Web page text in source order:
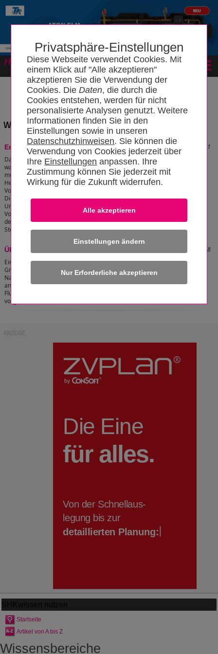
Privatsphäre-Einstellungen
Diese Webseite verwendet Cookies. Mit
einem Klick auf "Alle akzeptieren"
akzeptieren Sie die Verwendung der
Cookies. DieDaten, die durch die
Cookies entstehen, werden für nicht
personalisierte Analysen genutzt. Weitere
Informationen finden Sie in den
Einstellungen sowie in unseren
Datenschutzhinweisen. Sie können die
Verwendung von Cookies jederzeit über
Ihre Einstellungen anpassen. Ihre
Zustimmung können Sie jederzeit mit
Wirkung für die Zukunft widerrufen.
Einstellungen ändern
Wissensbereich: "Wassergefährdende Flüssigkeit"
Stand: 21.02.2023 19:47:01
Entsorgung eines Heizöltanks
Da es sich bei Heizöl um einen
wassergefährdende Flüssigkeit handelt,
müssen Verbraucher beim
Heizöltankentsorgen eine Reihe von
Vorschriften und Gesetzen berücksichtigen.
Diese sollen sicherstellen, dass eine folgenschwere Kontamination der
Umwelt in jedem Fall ausgeschlossen wird. Relevant sind dabei die
Vorschriften des Wasserhaushaltsgesetzes (WHG) und die Anforderungen
der "Verordnung über Anlagen zum Umgang mit wassergefährdenden
Stoffen" (VAwS).[zum Artikel]
Stand: 05.06.2017 20:57:58
Überfüllsicherung
Eine Überfüllsicherung besteht aus einem
Grenzwertgeber und einer Abfüllsicherung.
Nach dem Wasserhaushaltsgesetz (WHG) sind
an Behältern für wassergefährdende
Flüssigkeiten Überfüllsicherungen
vorgeschrieben.
SHKwissen nutzen
Startseite
Artikel von A bis Z
Wissensbereiche